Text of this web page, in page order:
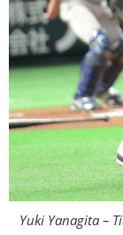
Yuki Yanagita –